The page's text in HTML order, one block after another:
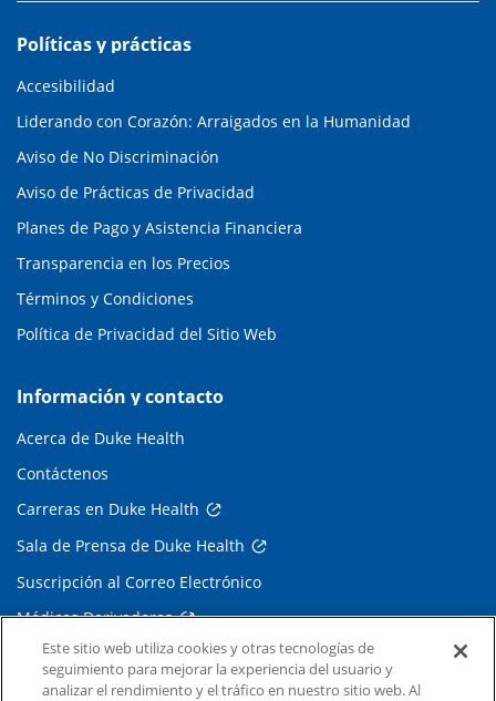
Políticas y prácticas
Accesibilidad
Liderando con Corazón: Arraigados en la Humanidad
Aviso de No Discriminación
Aviso de Prácticas de Privacidad
Planes de Pago y Asistencia Financiera
Transparencia en los Precios
Términos y Condiciones
Política de Privacidad del Sitio Web
Información y contacto
Acerca de Duke Health
Contáctenos
Carreras en Duke Health
Sala de Prensa de Duke Health
Suscripción al Correo Electrónico
Médicos Derivadores
Enlaces relacionados
Este sitio web utiliza cookies y otras tecnologías de
seguimiento para mejorar la experiencia del usuario y
analizar el rendimiento y el tráfico en nuestro sitio web. Al